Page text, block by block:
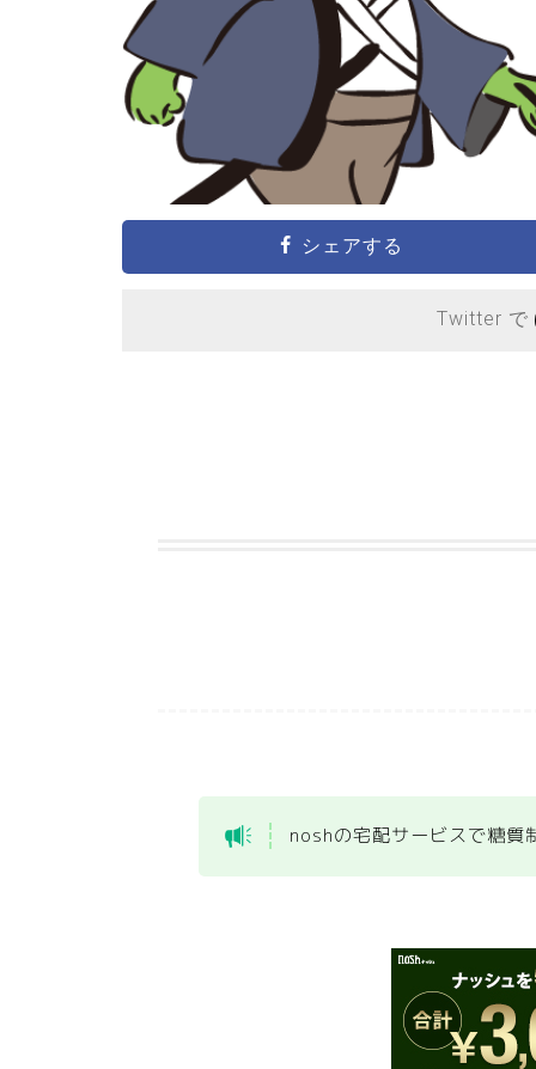
シェアする
Twitter で
noshの宅配サービスで糖質